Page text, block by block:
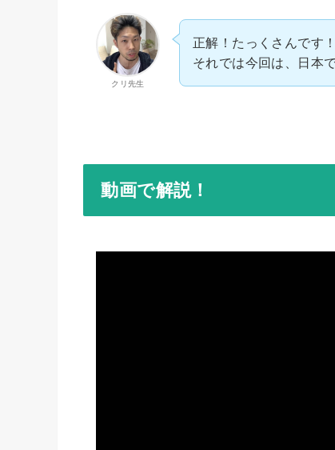
クリ先生
正解！たっくさんです
それでは今回は、日本
動画で解説！